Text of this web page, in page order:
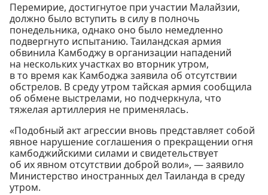
Перемирие, достигнутое при участии Малайзии,
должно было вступить в силу в полночь
понедельника, однако оно было немедленно
подвергнуто испытанию. Таиландская армия
обвинила Камбоджу в организации нападений
на нескольких участках во вторник утром,
в то время как Камбоджа заявила об отсутствии
обстрелов. В среду утром тайская армия сообщила
об обмене выстрелами, но подчеркнула, что
тяжелая артиллерия не применялась.
«Подобный акт агрессии вновь представляет собой
явное нарушение соглашения о прекращении огня
камбоджийскими силами и свидетельствует
об их явном отсутствии доброй воли», — заявило
Министерство иностранных дел Таиланда в среду
утром.